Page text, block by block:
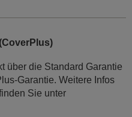
über die Standard Garantie
Garantie. Weitere Infos
Sie unter